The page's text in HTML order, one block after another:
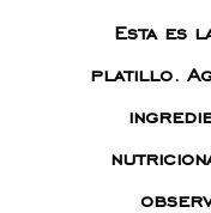
Esta es
platillo.